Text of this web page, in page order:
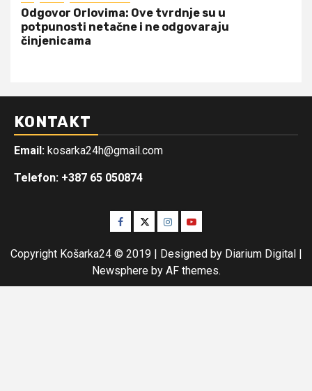
Odgovor Orlovima: ​Ove tvrdnje su u
potpunosti netačne i ne odgovaraju
činjenicama
KONTAKT
Email: kosarka24h@gmail.com
Telefon: +387 65 050874
Facebook
TwitterInstagram
Youtube
Copyright Košarka24 © 2019 | Designed by Diarium Digital |
Newsphereby AF themes.